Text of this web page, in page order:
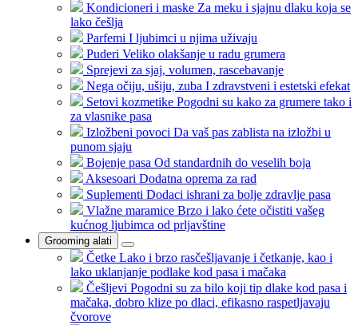
Kondicioneri i maske Za meku i sjajnu dlaku koja se
lako češlja
Parfemi I ljubimci u njima uživaju
Puderi Veliko olakšanje u radu grumera
Sprejevi za sjaj, volumen, rascebavanje
Nega očiju, ušiju, zuba I zdravstveni i estetski efekat
Setovi kozmetike Pogodni su kako za grumere tako i
za vlasnike pasa
Izložbeni povoci Da vaš pas zablista na izložbi u
punom sjaju
Bojenje pasa Od standardnih do veselih boja
Aksesoari Dodatna oprema za rad
Suplementi Dodaci ishrani za bolje zdravlje pasa
Vlažne maramice Brzo i lako ćete očistiti vašeg
kućnog ljubimca od prljavštine
Grooming alati
Četke Lako i brzo rasčešljavanje i četkanje, kao i
lako uklanjanje podlake kod pasa i mačaka
Češljevi Pogodni su za bilo koji tip dlake kod pasa i
mačaka, dobro klize po dlaci, efikasno raspetljavaju
čvorove